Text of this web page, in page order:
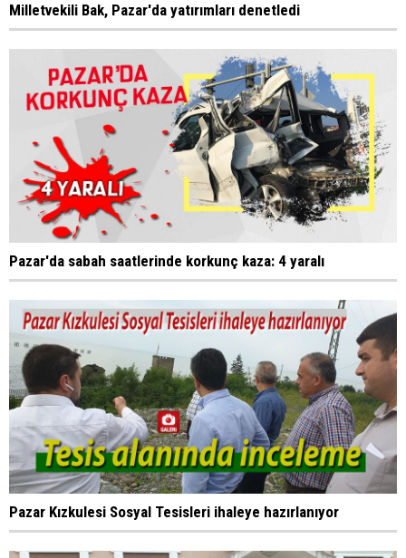
Milletvekili Bak, Pazar'da yatırımları denetledi
Pazar'da sabah saatlerinde korkunç kaza: 4 yaralı
Pazar Kızkulesi Sosyal Tesisleri ihaleye hazırlanıyor